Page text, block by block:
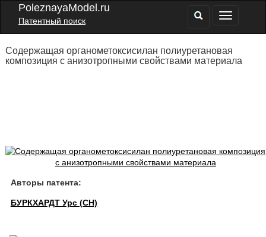
PoleznayaModel.ru
Патентный поиск
Содержащая органометоксисилан полиуретановая
композиция с анизотропными свойствами материала
Авторы патента:
БУРКХАРДТ Урс (CH)